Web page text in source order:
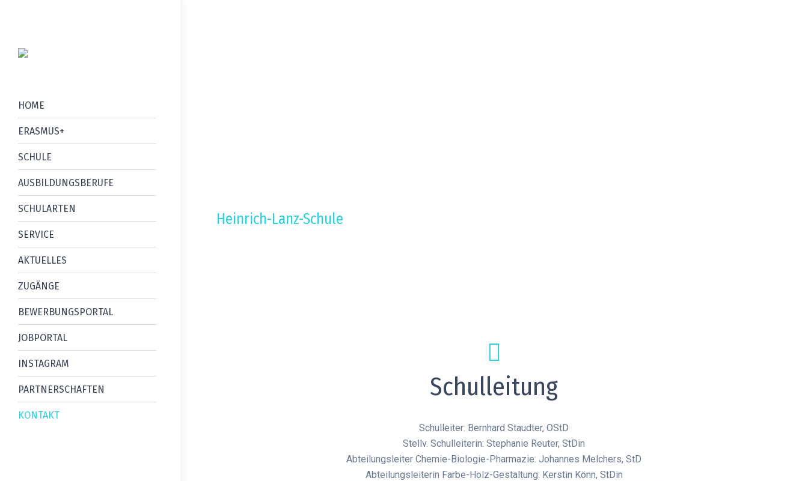
HOME
ERASMUS+
SCHULE
AUSBILDUNGSBERUFE
SCHULARTEN
SERVICE
AKTUELLES
ZUGÄNGE
BEWERBUNGSPORTAL
JOBPORTAL
INSTAGRAM
PARTNERSCHAFTEN
KONTAKT
Heinrich-Lanz-Schule
Schulleitung
Schulleiter: Bernhard Staudter, OStD
Stellv. Schulleiterin: Stephanie Reuter, StDin
Abteilungsleiter Chemie-Biologie-Pharmazie: Johannes Melchers, StD
Abteilungsleiterin Farbe-Holz-Gestaltung: Kerstin Könn, StDin